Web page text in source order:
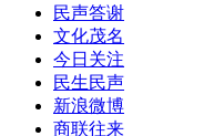
民声答谢
文化茂名
今日关注
民生民声
新浪微博
商联往来